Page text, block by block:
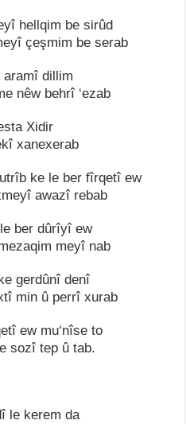
hellqim be sirûd
çeşmim be serab
aramî dillim
nêw behrî ‘ezab
Xidir
xanexerab
ke le ber fîrqetî ew
awazî rebab
ber dûrîyî ew
meyî nab
gerdûnî denî
min û perrî xurab
ew mu‘nîse to
sozî tep û tab.
le kerem da